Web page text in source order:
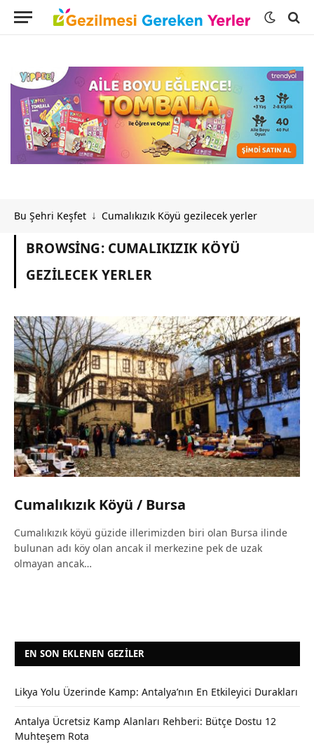
Bu Şehri Keşfet ↓ Cumalıkızık Köyü gezilecek yerler
BROWSING: CUMALIKIZIK KÖYÜ
GEZILECEK YERLER
Cumalıkızık Köyü / Bursa
Cumalıkızık köyü güzide illerimizden biri olan Bursa ilinde
bulunan adı köy olan ancak il merkezine pek de uzak
olmayan ancak…
EN SON EKLENEN GEZILER
Likya Yolu Üzerinde Kamp: Antalya’nın En Etkileyici Durakları
Antalya Ücretsiz Kamp Alanları Rehberi: Bütçe Dostu 12
Muhteşem Rota